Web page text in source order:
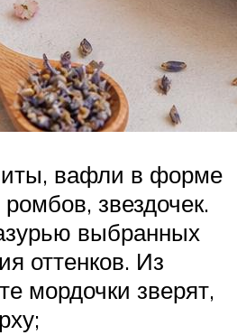
вафли в форме
ромбов, звездочек.
выбранных
оттенков. Из
мордочки зверят,